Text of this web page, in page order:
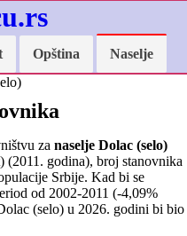
Opština
Naselje
za naselje Dolac (selo)
(2011. godina), broj stanovnika
Srbije. Kad bi se
od 2002-2011 (-4,09%
(selo) u 2026. godini bi bio